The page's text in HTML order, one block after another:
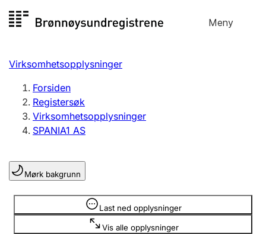
til
Meny
Registersøk
Aksjeselskap
Enkeltpersonforetak
Registrere, endre, slette
Lag og forening
Registrere, endre, slette
Virksomhetsopplysninger
Forsiden
Registersøk
Virksomhetsopplysninger
SPANIA1 AS
Mørk bakgrunn
Last ned opplysninger
Vis alle opplysninger
Opplysninger er skjult